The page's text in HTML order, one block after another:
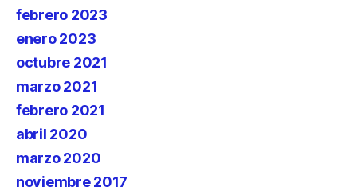
febrero 2023
enero 2023
octubre 2021
marzo 2021
febrero 2021
abril 2020
marzo 2020
noviembre 2017